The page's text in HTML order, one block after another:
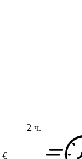
€
2 ч.